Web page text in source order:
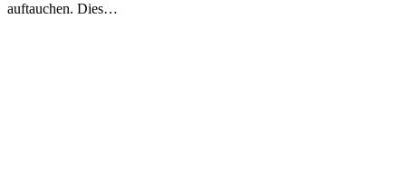
auftauchen. Dies…